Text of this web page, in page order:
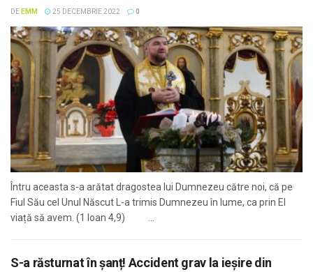
DE EMM 25 DECEMBRIE 2022 0
Întru aceasta s-a arătat dragostea lui Dumnezeu către noi, că pe
Fiul Său cel Unul Născut L-a trimis Dumnezeu în lume, ca prin El
viață să avem. (1 Ioan 4,9) ...
S-a răsturnat în șanț! Accident grav la ieșire din